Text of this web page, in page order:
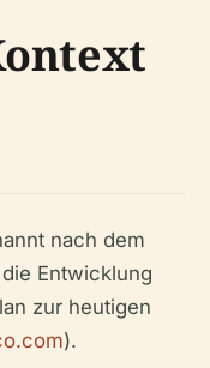
nach dem
Entwicklung
zur heutigen
).